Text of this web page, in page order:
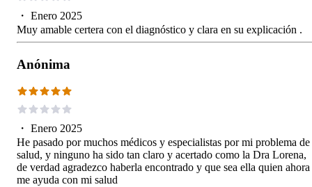
・ Enero 2025
Muy amable certera con el diagnóstico y clara en su explicación .
Anónima
・ Enero 2025
He pasado por muchos médicos y especialistas por mi problema de
salud, y ninguno ha sido tan claro y acertado como la Dra Lorena,
de verdad agradezco haberla encontrado y que sea ella quien ahora
me ayuda con mi salud